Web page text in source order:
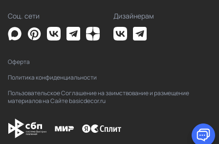
Соц. сети Дизайнерам
Оферта
Политика конфиденциальности
Пользовательское Соглашение на заимствование и размещение
материалов на Сайте basicdecor.ru